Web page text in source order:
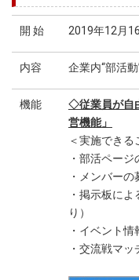
開 始 2019年12月
内容 企業内“部活
機能
◇従業員が自
営機能」
＜実施できる
・部活ペー
・メンバーの
・掲示板に
り）
・イベント情
・交流戦マッ